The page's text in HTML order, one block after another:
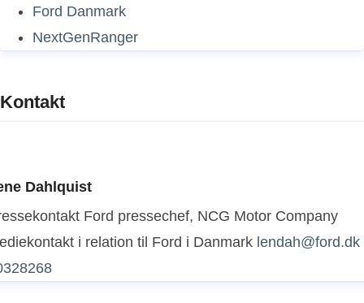
Ford Danmark
NextGenRanger
Kontakt
Dahlquist
Ford pressechef, NCG Motor Company
i relation til Ford i Danmark lendah@ford.dk